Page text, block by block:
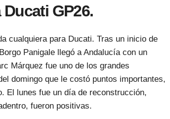
GP26.
cualquiera para Ducati. Tras un inicio de
Panigale llegó a Andalucía con un
Márquez fue uno de los grandes
domingo que le costó puntos importantes,
El lunes fue un día de reconstrucción,
fueron positivas.